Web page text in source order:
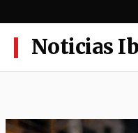
al
contenidoNoticias